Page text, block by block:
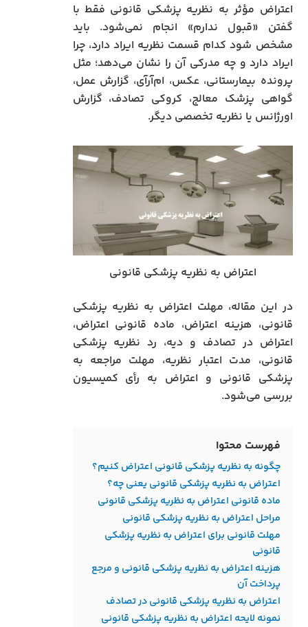
اعتراض مؤثر به نظریه پزشکی قانونی فقط با
گفتن «قبول ندارم» انجام نمی‌شود. باید
مشخص شود کدام قسمت نظریه ایراد دارد، چرا
ایراد دارد و چه مدرکی آن را نشان می‌دهد؛ مثل
پرونده بیمارستانی، عکس، ام‌آر‌آی، گزارش عمل،
گواهی پزشک معالج، کروکی تصادف، گزارش
اورژانس یا نظریه تخصصی دیگر.
اعتراض به نظریه پزشکی قانونی
در این مقاله، مهلت اعتراض به نظریه پزشکی
قانونی، هزینه اعتراض، ماده قانونی اعتراض،
اعتراض در تصادف و دیه، رد نظریه پزشکی
قانونی، مدت اعتبار نظریه، مهلت مراجعه به
پزشکی قانونی و اعتراض به رأی کمیسیون
بررسی می‌شود.
فهرست محتوا
چگونه به نظریه پزشکی قانونی اعتراض کنیم؟
اعتراض به نظریه پزشکی قانونی یعنی چه؟
ماده قانونی اعتراض به نظریه پزشکی قانونی
مراحل اعتراض به نظریه پزشکی قانونی
مهلت قانونی برای اعتراض به نظریه پزشکی
قانونی
هزینه اعتراض به نظریه پزشکی قانونی و مرجع
پرداخت آن
اعتراض به نظریه پزشکی قانونی در تصادف
نمونه لایحه اعتراض به نظریه پزشکی قانونی